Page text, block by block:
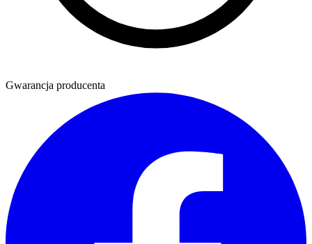
Gwarancja producenta